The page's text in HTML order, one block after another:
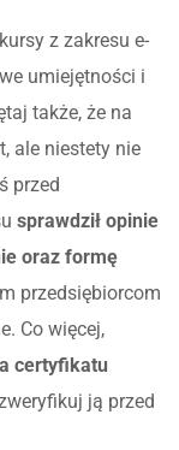
z zakresu e-
umiejętności i
także, że na
ale niestety nie
przed
sprawdził opinie
oraz formę
przedsiębiorcom
Co więcej,
certyfikatu
ją przed